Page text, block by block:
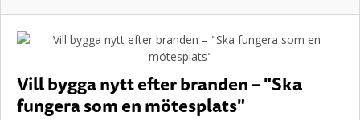
Vill bygga nytt efter branden – "Ska
fungera som en mötesplats"